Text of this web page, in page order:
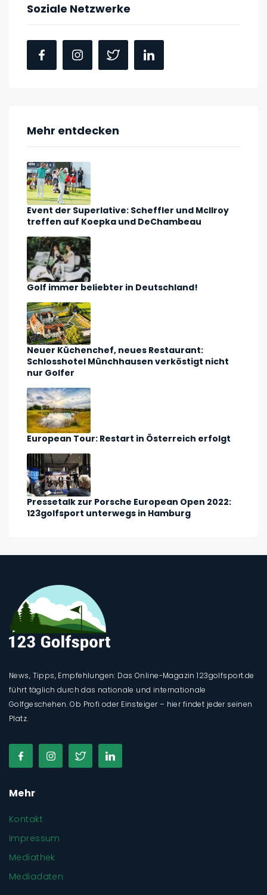
Soziale Netzwerke
Mehr entdecken
Event der Superlative: Scheffler und McIlroy
treffen auf Koepka und DeChambeau
Golf immer beliebter in Deutschland!
Neuer Küchenchef, neues Restaurant:
Schlosshotel Münchhausen verköstigt nicht
nur Golfer
European Tour: Restart in Österreich erfolgt
Pressetalk zur Porsche European Open 2022:
123golfsport unterwegs in Hamburg
News, Tipps, Empfehlungen: Das Online-Magazin 123golfsport.de
führt täglich durch das nationale und internationale
Golfgeschehen. Ob Profi oder Einsteiger – hier findet jeder seinen
Platz.
Mehr
Kontakt
Impressum
Mediathek
Mediadaten